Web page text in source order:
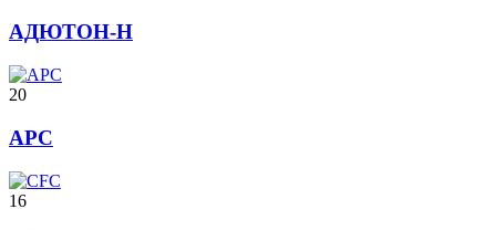
АДЮТОН-Н
20
АРС
16